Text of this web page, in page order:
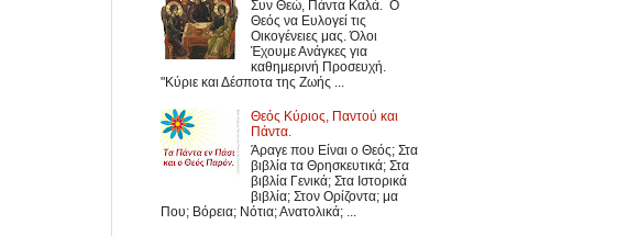
Συν Θεώ, Πάντα Καλά. Ο
Θεός να Ευλογεί τις
Οικογένειες μας. Όλοι
Έχουμε Ανάγκες για
καθημερινή Προσευχή.
"Κύριε και Δέσποτα της Ζωής ...
Θεός Κύριος, Παντού και
Πάντα.
Άραγε που Είναι ο Θεός; Στα
βιβλία τα Θρησκευτικά; Στα
βιβλία Γενικά; Στα Ιστορικά
βιβλία; Στον Ορίζοντα; μα
Που; Βόρεια; Νότια; Ανατολικά; ...